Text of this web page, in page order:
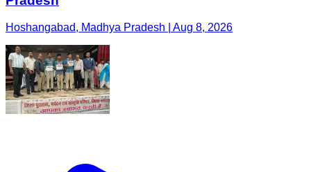
Hoshangabad, Madhya Pradesh | Aug 8, 2026